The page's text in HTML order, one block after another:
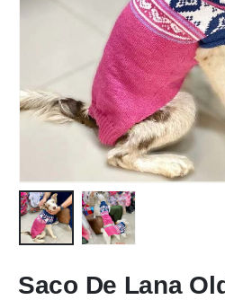
Saco De Lana